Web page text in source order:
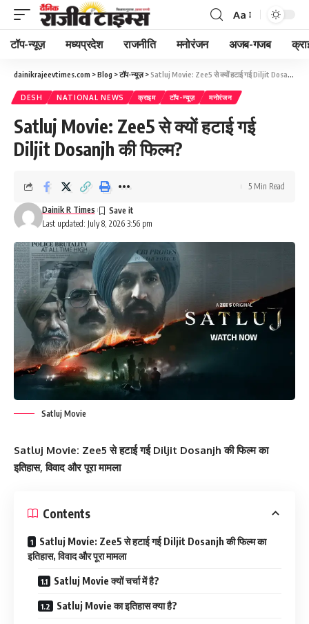
Font
Resizer
Aa
टॉप-न्यूज़ मध्यप्रदेश राजनीति मनोरंजन अजब-गजब
dainikrajeevtimes.com >Blog >टॉप-न्यूज़>Satluj Movie: Zee5 से क्यों हटाई गई Diljit Dosanjh की फिल्म?
DESH NATIONAL NEWS क्राइम टॉप-न्यूज़ मनोरंजन
Satluj Movie: Zee5 से क्यों हटाई गई
Diljit Dosanjh की फिल्म?
Last updated: July 8, 2026 3:56 pm
Dainik R Times
5 Min Read
Satluj Movie
Satluj Movie: Zee5 से हटाई गई Diljit Dosanjh की फिल्म का
इतिहास, विवाद और पूरा मामला
Contents
Satluj Movie: Zee5 से हटाई गई Diljit Dosanjh की फिल्म का
इतिहास, विवाद और पूरा मामला
Satluj Movie क्यों चर्चा में है?
Satluj Movie का इतिहास क्या है?